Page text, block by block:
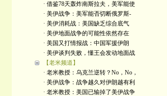
· 借鉴78天轰炸南斯拉夫，美军能使
· 美伊战争：美军能否切断俄罗斯-
· 美伊消耗战：美国缺乏综合底气
· 美伊地面战争的可能性依然存在
· 美国又打情报战：中国军援伊朗
· 美伊谈判失败，懂王会发动地面战
【老米频道】
· 老米教授：乌克兰逆转？No，No，
· 美伊战争：战争越久对伊朗越有利
· 老米教授：美国已输掉了美伊战争